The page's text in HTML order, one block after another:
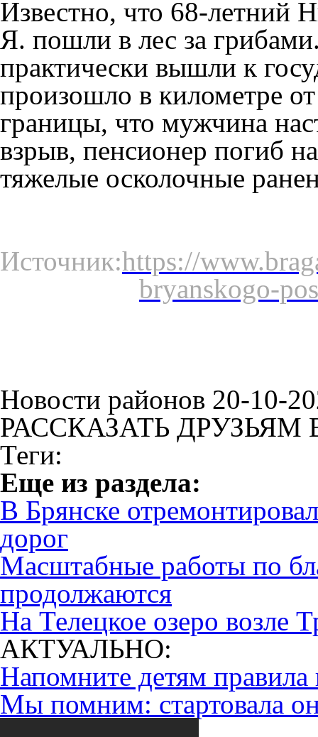
Известно, что 68-летний
Я. пошли в лес за
практически вышли к
произошло в километре
границы, что мужчина
взрыв, пенсионер погиб
тяжелые осколочные
Источник:https://
bryanskogo-
Новости районов 20-10-
РАССКАЗАТЬ ДРУЗЬЯМ
Теги:
Eще из раздела:
В Брянске
дорог
Масштабные работы по
продолжаются
На Телецкое озеро возле
АКТУАЛЬНО:
Напомните детям правила
Мы помним: стартовала